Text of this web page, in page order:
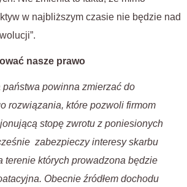
w najbliższym czasie nie będzie nad
nasze prawo
powinna zmierzać do
rozwiązania, które pozwoli firmom
stopę zwrotu z poniesionych
zabezpieczy interesy skarbu
terenie których prowadzona będzie
Obecnie źródłem dochodu